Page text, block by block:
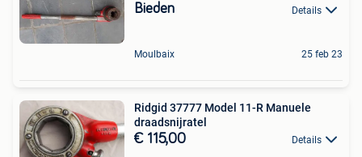
Bieden Details
Moulbaix 25 feb 23
Ridgid 37777 Model 11-R Manuele
draadsnijratel
€ 115,00 Details